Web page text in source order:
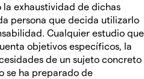
exhaustividad de dichas
persona que decida utilizarlo
Cualquier estudio que
objetivos específicos, la
de un sujeto concreto
se ha preparado de